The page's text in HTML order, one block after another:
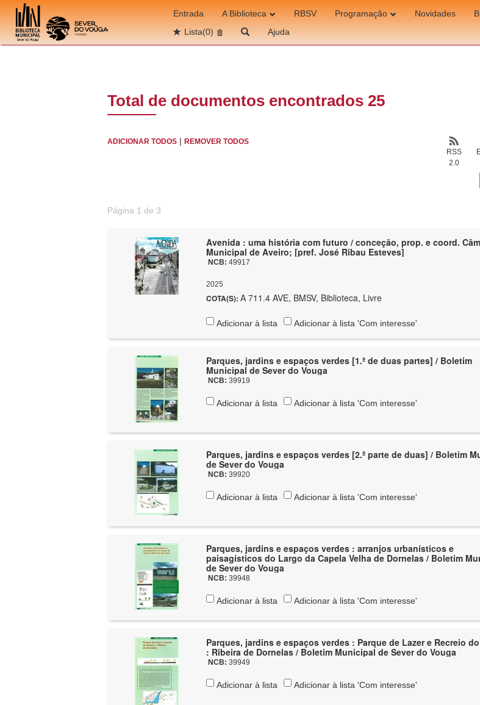
Ir para o conteúdo
Entrada A Biblioteca RBSV Programação Novidades
Lista(0) Ajuda
Total de documentos encontrados 25
ADICIONAR TODOS |REMOVER TODOS
RSS
2.0
Página 1 de 3
Avenida : uma história com futuro / conceção, prop. e coord.
Municipal de Aveiro; [pref. José Ribau Esteves]
NCB:49917
2025
COTA(S):A 711.4 AVE, BMSV, Biblioteca, Livre
Adicionar à lista Adicionar à lista 'Com interesse'
Parques, jardins e espaços verdes [1.ª de duas partes] / Boletim
Municipal de Sever do Vouga
NCB:39919
Adicionar à lista Adicionar à lista 'Com interesse'
Parques, jardins e espaços verdes [2.ª parte de duas] / Boletim
de Sever do Vouga
NCB:39920
Adicionar à lista Adicionar à lista 'Com interesse'
Parques, jardins e espaços verdes : arranjos urbanísticos e
paisagísticos do Largo da Capela Velha de Dornelas / Boletim
de Sever do Vouga
NCB:39948
Adicionar à lista Adicionar à lista 'Com interesse'
Parques, jardins e espaços verdes : Parque de Lazer e Recreio do Areeiro
: Ribeira de Dornelas / Boletim Municipal de Sever do Vouga
NCB:39949
Adicionar à lista Adicionar à lista 'Com interesse'